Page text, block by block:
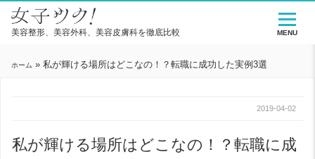
美容整形、美容外科、美容皮膚科を徹底比較
ホーム » 私が輝ける場所はどこなの！？転職に成功した実例3選
2019-04-02
私が輝ける場所はどこなの！？転職に成
MENU